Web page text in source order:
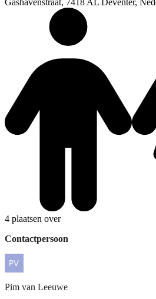
Gashavenstraat, 7418 AL Deventer,
4 plaatsen over
Contactpersoon
Pim van Leeuwe